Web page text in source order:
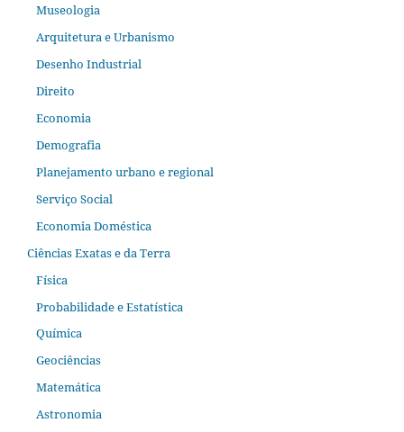
Museologia
Arquitetura e Urbanismo
Desenho Industrial
Direito
Economia
Demografia
Planejamento urbano e regional
Serviço Social
Economia Doméstica
Ciências Exatas e da Terra
Física
Probabilidade e Estatística
Química
Geociências
Matemática
Astronomia